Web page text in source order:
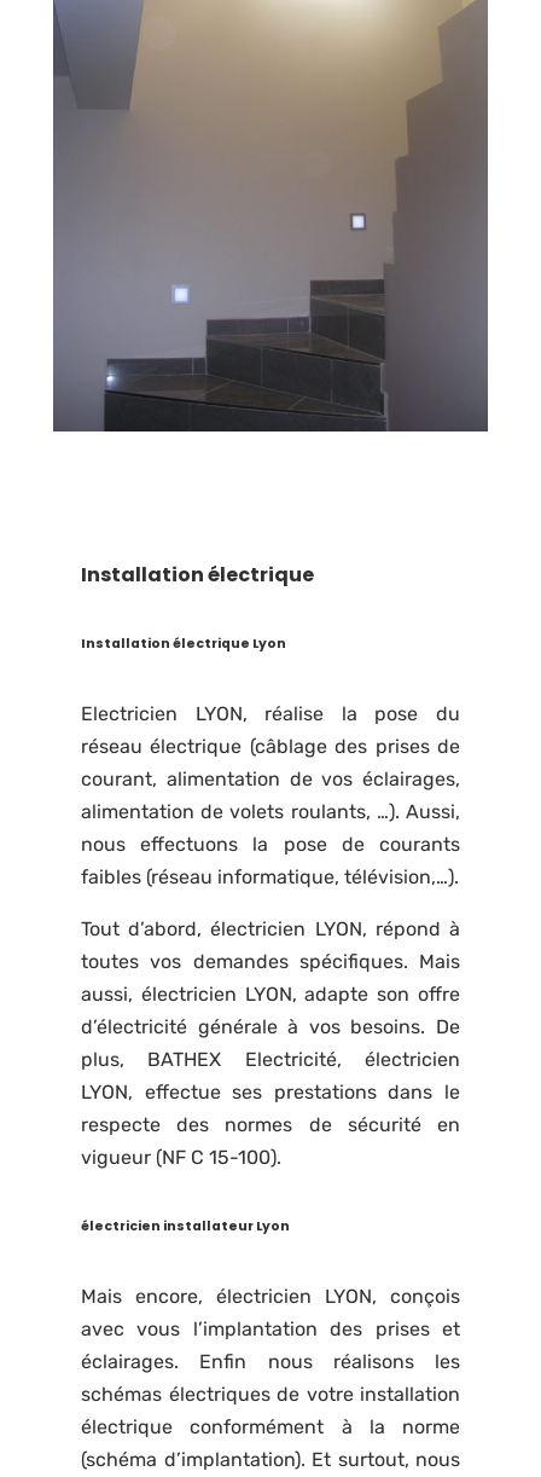
Installation électrique
Installation électrique Lyon
Electricien LYON, réalise la pose du
réseau électrique (câblage des prises de
courant, alimentation de vos éclairages,
alimentation de volets roulants, …). Aussi,
nous effectuons la pose de courants
faibles (réseau informatique, télévision,…).
Tout d’abord, électricien LYON, répond à
toutes vos demandes spécifiques. Mais
aussi, électricien LYON, adapte son offre
d’électricité générale à vos besoins. De
plus, BATHEX Electricité, électricien
LYON, effectue ses prestations dans le
respecte des normes de sécurité en
vigueur (NF C 15-100).
électricien installateur Lyon
Mais encore, électricien LYON, conçois
avec vous l’implantation des prises et
éclairages. Enfin nous réalisons les
schémas électriques de votre installation
électrique conformément à la norme
(schéma d’implantation). Et surtout, nous